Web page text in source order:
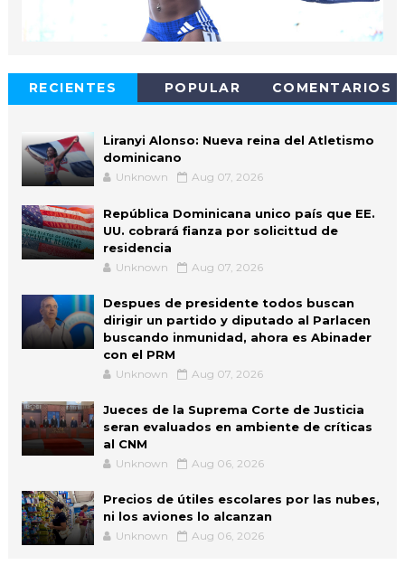
RECIENTES POPULAR COMENTARIOS
Liranyi Alonso: Nueva reina del Atletismo
dominicano
Unknown Aug 07, 2026
República Dominicana unico país que EE.
UU. cobrará fianza por solicittud de
residencia
Unknown Aug 07, 2026
Despues de presidente todos buscan
dirigir un partido y diputado al Parlacen
buscando inmunidad, ahora es Abinader
con el PRM
Unknown Aug 07, 2026
Jueces de la Suprema Corte de Justicia
seran evaluados en ambiente de críticas
al CNM
Unknown Aug 06, 2026
Precios de útiles escolares por las nubes,
ni los aviones lo alcanzan
Unknown Aug 06, 2026